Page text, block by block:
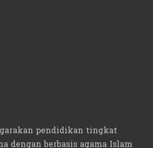
pendidikan tingkat
dengan berbasis agama Islam